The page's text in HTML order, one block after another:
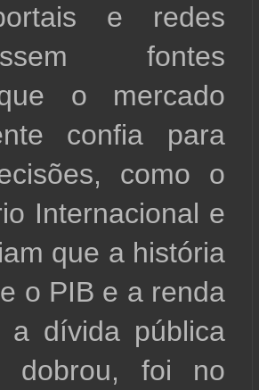
e redes
fontes
o mercado
confia para
como o
Internacional e
que a história
o PIB e a renda
dívida pública
dobrou, foi no